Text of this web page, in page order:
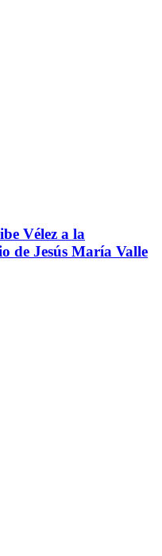
Vélez a la
de Jesús María Valle